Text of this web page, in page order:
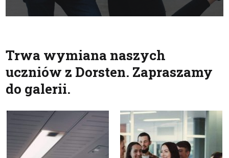
Trwa wymiana naszych
uczniów z Dorsten. Zapraszamy
do galerii.